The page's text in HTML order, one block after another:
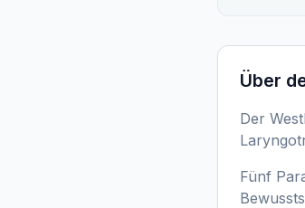
Über
Der
Fünf